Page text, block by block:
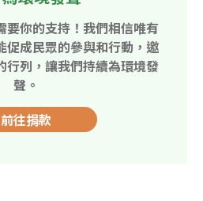
要你的支持！我們相信唯有
促成民眾的參與和行動，邀
行列，讓我們持續為環境發
聲。
前往捐款